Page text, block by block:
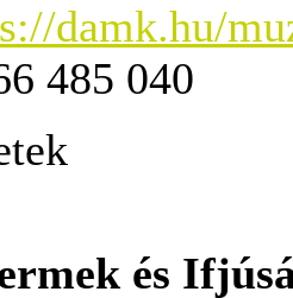
damk.hu/
485 040
és